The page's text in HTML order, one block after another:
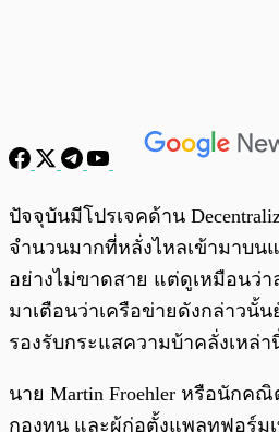
พร้อมเล่น
ปัจจุบันมีโปรเจคด้าน
จำนวนมากที่หลั่งไหลเข้ามาบน
อย่างไม่ขาดสาย แต่ดูเหมือนว่
มาเตือนว่าเครือข่ายดังกล่าวนั้
รองรับกระแสความบ้าคลั่งเหล่า
นาย Martin Froehler หรือนักค
กองทุน และผู้ก่อตั้งแพลทฟอร์มเ